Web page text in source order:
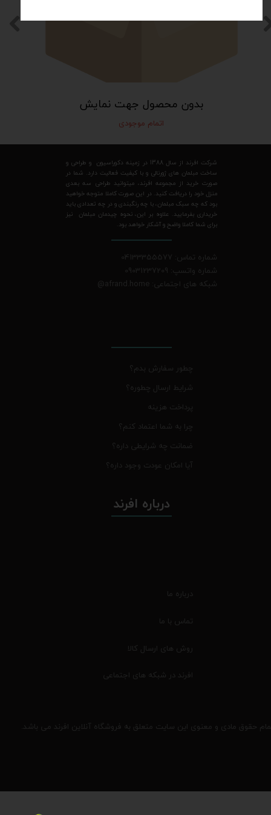
بدون محصول جهت نمایش
اتمام موجودی
شرکت افرند از سال 1388 در زمینه دکوراسیون و طراحی و
ساخت مبلمان های ژورنالی و با کیفیت فعالیت دارد. شما در
صورت خرید از مجموعه افرند، میتوانید طراحی سه بعدی
منزل خود را دریافت کنید. در این صورت کاملا متوجه خواهید
بود که چه سبک مبلمان، با چه رنگبندی و در چه تعدادی باید
خریداری بفرمایید. علاوه بر این، نحوه چیدمان مبلمان نیز
برای شما کاملا واضح و آشکار خواهد بود.
شماره تماس: 04133355577
شماره واتسپ: 09031237209
شبکه های اجتماعی: afrand.home
@
چطور سفارش بدم؟
شرایط ارسال چطوره؟
پرداخت هزینه
چرا به شما اعتماد کنم؟
ضمانت چه شرایطی داره؟
آیا امکان عودت وجود داره؟
حقوق مادی و معنوی این سایت متعلق به فروشگاه آنلاین افرند می باشد.
درباره افرند
درباره ما
تماس با ما
روش های ارسال کالا
افرند در شبکه های اجتماعی